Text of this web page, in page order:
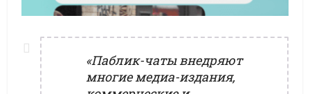
«Паблик-чаты внедряют
многие медиа-издания,